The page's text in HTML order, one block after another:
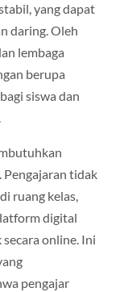
yang dapat
daring. Oleh
lembaga
berupa
siswa dan
Pengajaran tidak
ruang kelas,
digital
online. Ini
pengajar